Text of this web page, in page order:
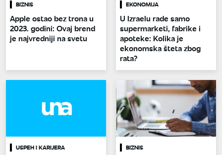
BIZNIS
Apple ostao bez trona u
2023. godini: Ovaj brend
je najvredniji na svetu
EKONOMIJA
U Izraelu rade samo
supermarketi, fabrike i
apoteke: Kolika je
ekonomska šteta zbog
rata?
USPEH I KARIJERA BIZNIS